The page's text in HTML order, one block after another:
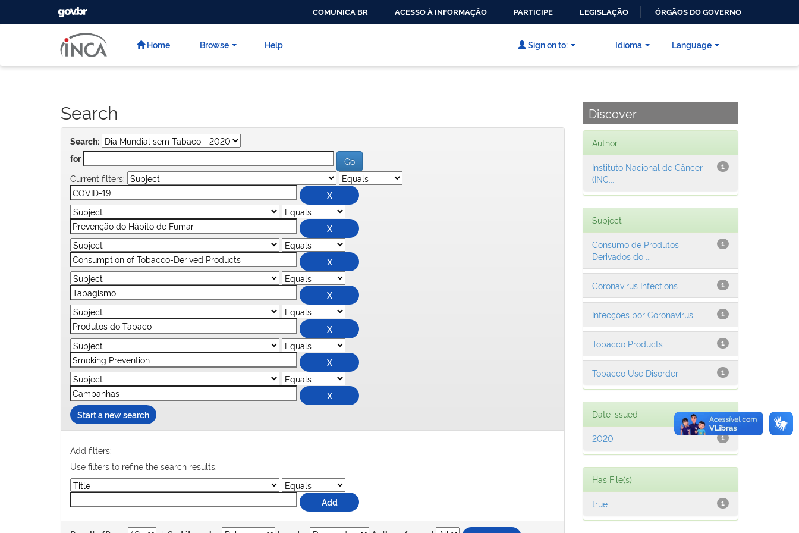
CONTEÚDO
GOVBR
COMUNICA BR ACESSO À INFORMAÇÃO PARTICIPE LEGISLAÇÃO ÓRGÃOS DO GOVERNO
Home Browse Help Language
Sign on to: Idioma
Search
Search:
for
Current filters:
Start a new search
Add filters:
Use filters to refine the search results.
Discover
Author
1
Instituto Nacional de Câncer
(INC...
Subject
1
Consumo de Produtos
Derivados do ...
1
Coronavirus Infections
1
Infecções por Coronavirus
1
Tobacco Products
1
Tobacco Use Disorder
Date issued
1
2020
Has File(s)
1
true